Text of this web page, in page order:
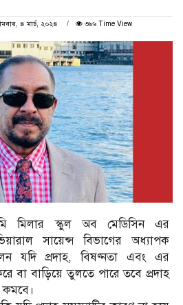
৪ মার্চ, ২০২৪
৩৯৬ Time View
মিলার স্কুল অব মেডিসিন এর
সায়েন্স বিভাগের অধ্যাপক
যদি প্রদাহ, বিষণ্নতা এবং এর
বা বাড়িয়ে তুলতে পারে তবে প্রদাহ
কমবে।